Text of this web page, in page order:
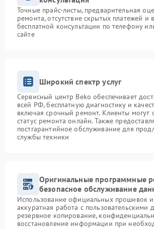
Точные прайс-листы, предварительная
ремонта, отсутствие скрытых платежей и
бесплатной консультации по телефону
сайте
Широкий спектр услуг
Сервисный центр Beko обеспечивает
всей РФ, бесплатную диагностику и
включая срочный ремонт. Клиенты могут
статус ремонта онлайн. Также
постгарантийное обслуживание для
службы техники
Оригинальные программные
безопасное обслуживание
Использование официальных прошивок
аккуратная работа с пользовательскими
резервное копирование,
восстановление информации при